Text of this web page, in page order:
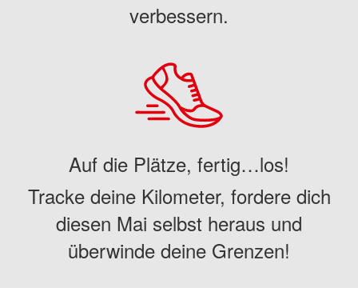
verbessern.
Auf die Plätze, fertig…los!
Tracke deine Kilometer, fordere dich
diesen Mai selbst heraus und
überwinde deine Grenzen!